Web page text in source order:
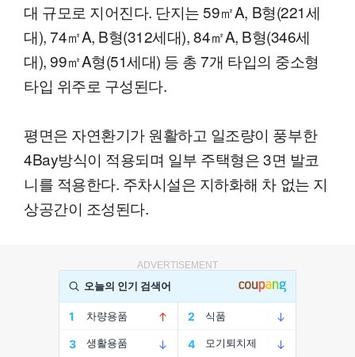
대 규모로 지어진다. 단지는 59㎡A, B형(221세
대), 74㎡A, B형(312세대), 84㎡A, B형(346세
대), 99㎡A형(51세대) 등 총 7개 타입의 중소형
타입 위주로 구성된다.
평면은 자연환기가 원활하고 일조량이 풍부한
4Bay방식이 적용되며 일부 주택형은 3면 발코
니를 적용한다. 주차시설은 지하화해 차 없는 지
상공간이 조성된다.
ADVERTISEMENT